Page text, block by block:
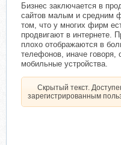
Бизнес заключается в
сайтов малым и средним
том, что у многих фирм
продвигают в интернете.
плохо отображаются в
телефонов, иначе говоря,
мобильные устройства.​
Скрытый текст.
зарегистрированным